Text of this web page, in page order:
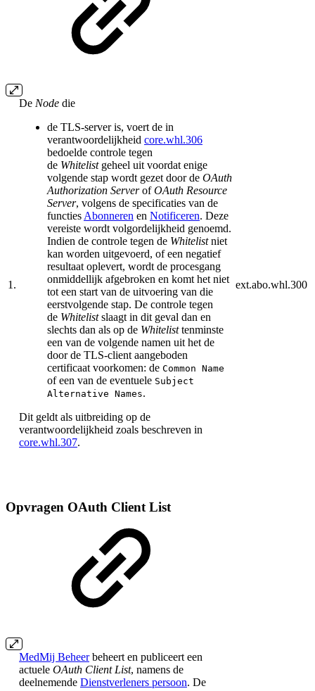
1.
De Node die
de TLS-server is, voert de in
verantwoordelijkheid core.whl.306
bedoelde controle tegen
de Whitelist geheel uit voordat enige
volgende stap wordt gezet door de OAuth
Authori­zation ServerofOAuth Resource
Server, volgens de specifi­ca­ties van de
functies Abonneren en Notificeren. Deze
vereiste wordt volgordelijkheid genoemd.
Indien de contro­le tegen de Whitelistniet
kan worden uit­gevoerd, of een negatief
resultaat ople­vert, wordt de proces­gang
onmiddellijk af­gebroken en komt het niet
tot een start van de uit­voering van die
eerstvolgende stap. De con­trole tegen
de Whitelistslaagt in dit geval dan en
slechts dan als op de Whitelisttenmin­ste
een van de vol­gende namen uit het de
door de TLS-client aange­boden
certificaat voorkomen: de Com­mon Name
of een van de eventuele Subject
Alterna­tive Names.
Dit geldt als uitbreiding op de
verantwoordelijkheid zoals beschreven in
core.whl.307.
ext.abo.whl.300
Opvragen OAuth Client List
MedMij Beheerbeheert en publiceert een
actuele OAuth Client List, namens de
deelnemende Dienstverleners persoon. De